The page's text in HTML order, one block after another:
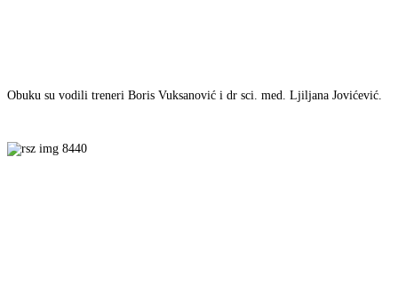
Obuku su vodili treneri Boris Vuksanović i dr sci. med. Ljiljana Jovićević.